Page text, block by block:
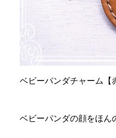
ベビーパンダチャーム【
ベビーパンダの顔をほん